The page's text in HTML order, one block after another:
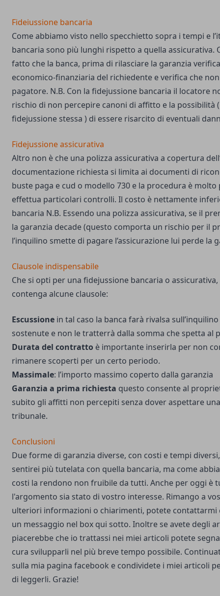
Fideiussione bancaria
Come abbiamo visto nello specchietto sopra i tempi e
bancaria sono più lunghi rispetto a quella assicurativa.
fatto che la banca, prima di rilasciare la garanzia
economico-finanziaria del richiedente e verifica che
pagatore. N.B. Con la fidejussione bancaria il locatore
rischio di non percepire canoni di affitto e la possibilità
fidejussione stessa ) di essere risarcito di eventuali
Fidejussione assicurativa
Altro non è che una polizza assicurativa a copertura
documentazione richiesta si limita ai documenti di
buste paga e cud o modello 730 e la procedura è
effettua particolari controlli. Il costo è nettamente
bancaria N.B. Essendo una polizza assicurativa, se il
la garanzia decade (questo comporta un rischio per il
l’inquilino smette di pagare l’assicurazione lui perde la
Clausole indispensabile
Che si opti per una fidejussione bancaria o
contenga alcune clausole:
Escussione in tal caso la banca farà rivalsa
sostenute e non le tratterrà dalla somma che spetta al
Durata del contratto è importante inserirla per non
rimanere scoperti per un certo periodo.
Massimale: l’importo massimo coperto dalla garanzia
Garanzia a prima richiesta questo consente al
subito gli affitti non percepiti senza dover aspettare
tribunale.
Conclusioni
Due forme di garanzia diverse, con costi e tempi
sentirei più tutelata con quella bancaria, ma come
costi la rendono non fruibile da tutti. Anche per oggi è
l'argomento sia stato di vostro interesse. Rimango a
ulteriori informazioni o chiarimenti, potete contattarmi
un messaggio nel box qui sotto. Inoltre se avete degli
piacerebbe che io trattassi nei miei articoli potete
cura svilupparli nel più breve tempo possibile.
sulla mia pagina facebook e condividete i miei articoli
di leggerli. Grazie!